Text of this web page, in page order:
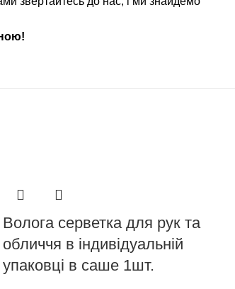
Волога серветка для рук та
обличчя в індивідуальній
упаковці в саше 1шт.